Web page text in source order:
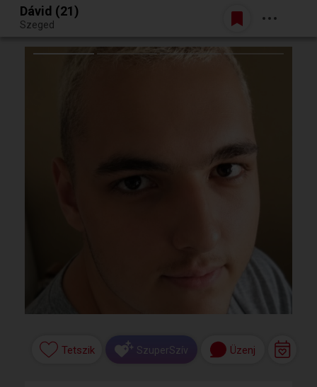
Egy jó randiból bármi lehet.
Belépés
Dávid (21)
Szeged
Tetszik SzuperSzív Üzenj